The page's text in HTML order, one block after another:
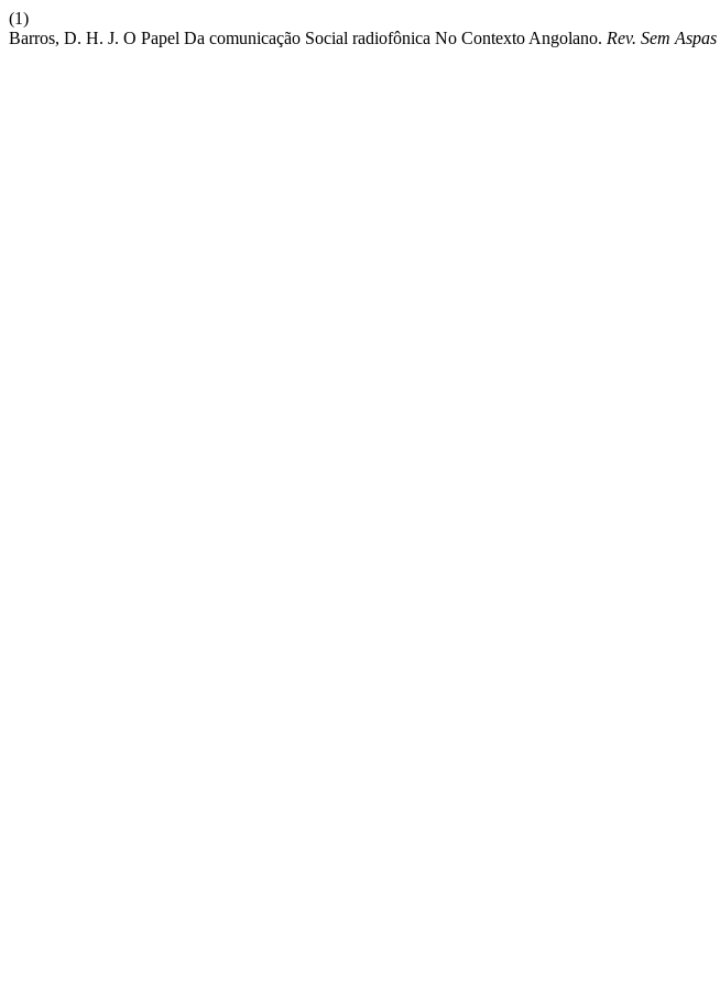
(1)
Barros, D. H. J. O Papel Da comunicação Social radiofônica No Contexto Angolano. Rev. Sem Aspas